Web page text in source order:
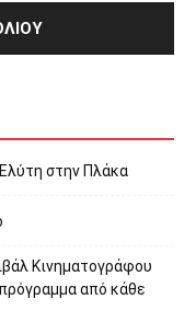
στην Πλάκα
Κινηματογράφου
από κάθε